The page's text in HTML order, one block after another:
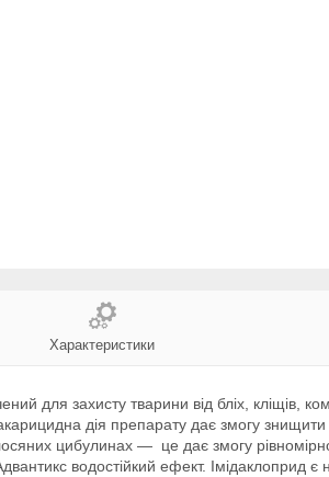
Характеристики
для захисту тварини від бліх, кліщів,
дія препарату дає змогу знищити
цибулинах — це дає змогу
водостійкий ефект.